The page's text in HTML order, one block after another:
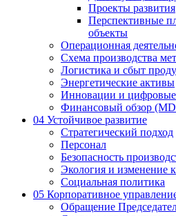
Проекты развития
Перспективные
объекты
Операционная
Схема производства
Логистика и сбыт
Энергетические активы
Инновации и цифровые
Финансовый обзор
04 Устойчивое развитие
Стратегический подход
Персонал
Безопасность
Экология и изменение
Социальная политика
05 Корпоративное
Обращение